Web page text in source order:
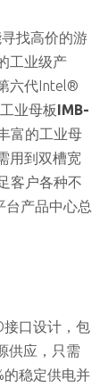
找高价的游
工业级产
六代Intel®
业母板 IMB-
富的工业母
用到双槽宽
客户各种不
台产品中心总
口设计，包
供应，只需
的稳定供电并